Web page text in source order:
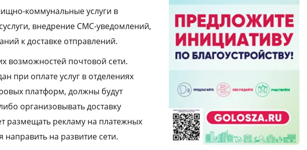
коммунальные услуги в
внедрение СМС-уведомлений,
к доставке отправлений.
возможностей почтовой сети.
при оплате услуг в отделениях
платформ, должны будут
организовывать доставку
размещать рекламу на платежных
на развитие сети.
18:08
34 млрд рублей направят на поддержку
нижегородских семей в этом году
18:03
В Нижегородской области поздравили
ветеранов строительной отрасли
18:02